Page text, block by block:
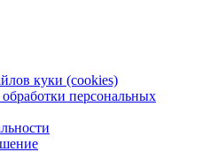
куки (cookies)
персональных